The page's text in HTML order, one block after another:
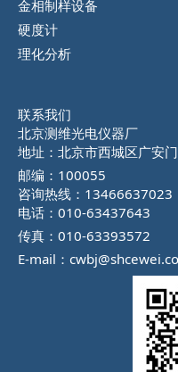
金相制样设备
硬度计
理化分析
联系我们
北京测维光电仪器厂
地址：北京市西城区广安
邮编：100055
咨询热线：13466637023
电话：010-63437643
传真：010-63393572
E-mail：